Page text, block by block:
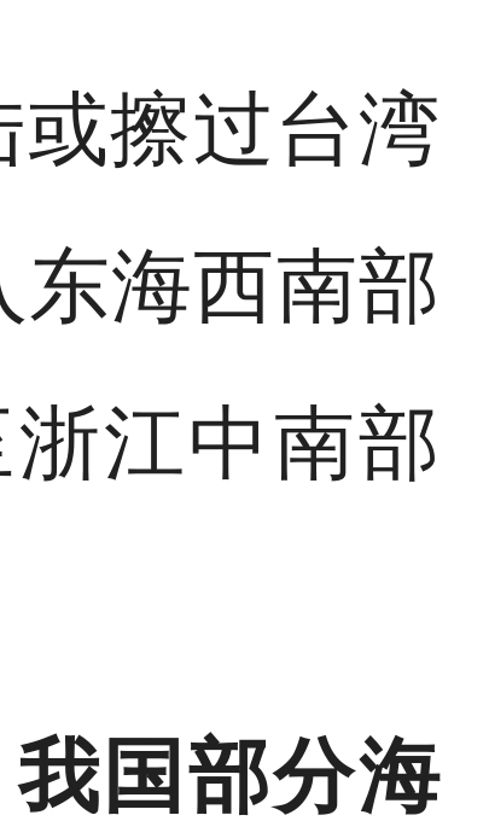
或擦过台湾
海西南部
江中南部
国部分海